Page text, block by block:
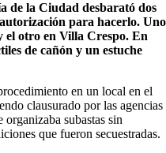
de la Ciudad desbarató dos
para hacerlo. Uno
el otro en Villa Crespo. En
de cañón y un estuche
en un local en el
clausurado por las agencias
subastas sin
que fueron secuestradas.